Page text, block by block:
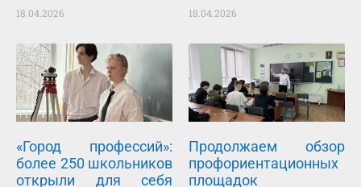
18.04.2026 18.04.2026
«Город профессий»:
более 250 школьников
открыли для себя
Продолжаем обзор
профориентационных
площадок